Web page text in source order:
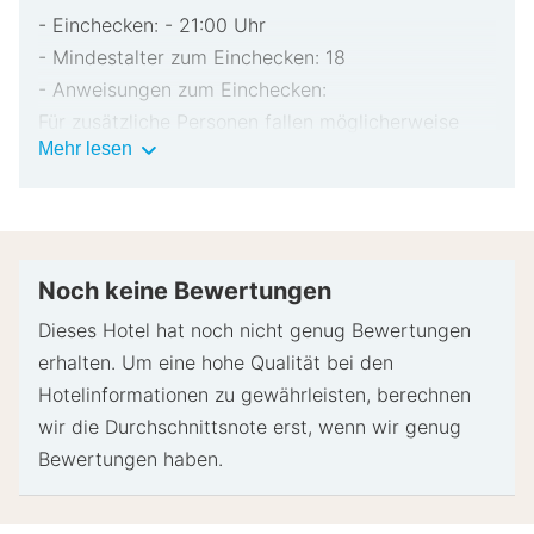
- Einchecken: - 21:00 Uhr
- Mindestalter zum Einchecken: 18
- Anweisungen zum Einchecken:
Für zusätzliche Personen fallen möglicherweise
Gebühren an, die abhängig von den Bestimmungen
bar für unvorhergesehene Aufwendungen verlangt.
versucht, Sonderwünschen entgegenzukommen,
sie können jedoch nicht garantiert werden.
Eventuell fallen zusätzliche Gebühren an.
Bitte wende dich im Voraus an die Unterkunft, um
ein Babybett und ein Zustellbett zu reservieren
Mehr lesen Wichtige
Noch keine Bewertungen
Dieses Hotel hat noch nicht genug Bewertungen
erhalten. Um eine hohe Qualität bei den
Hotelinformationen zu gewährleisten, berechnen
wir die Durchschnittsnote erst, wenn wir genug
Bewertungen haben.